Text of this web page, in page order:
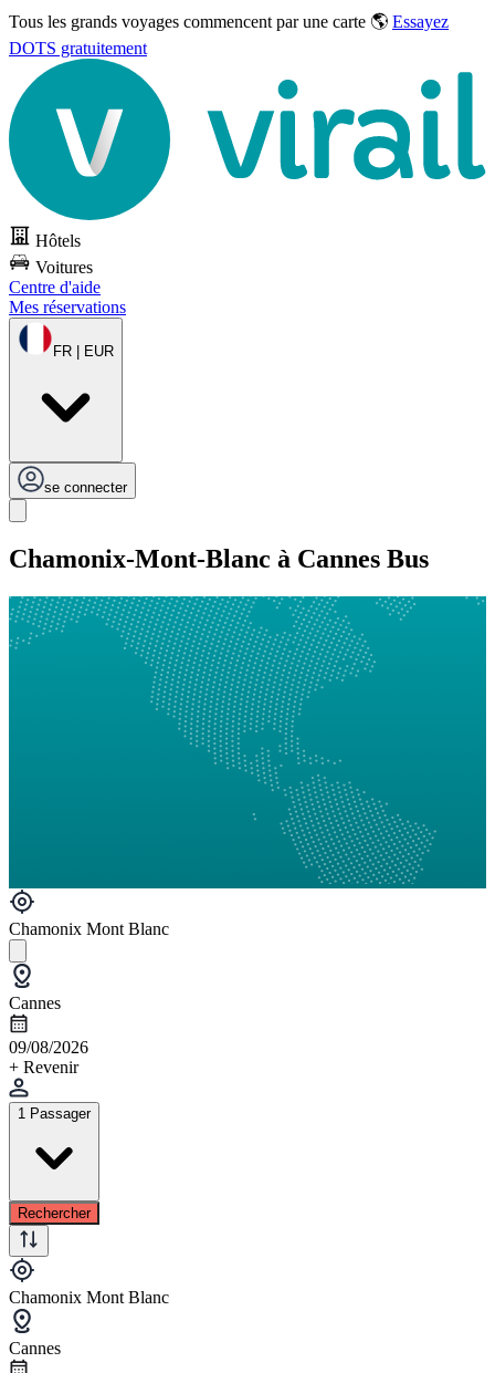
Tous les grands voyages commencent par une carte 🌎 Essayez
DOTS gratuitement
Hôtels
Voitures
Centre d'aide
Mes réservations
FR | EUR
se connecter
Chamonix-Mont-Blanc à Cannes Bus
Chamonix Mont Blanc
Cannes
09/08/2026
+ Revenir
1 Passager
Rechercher
Chamonix Mont Blanc
Cannes